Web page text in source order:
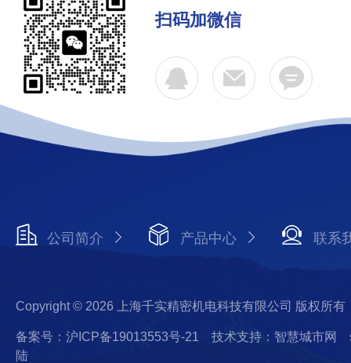
扫码加微信
公司简介 产品中心 联系
Copyright © 2026 上海千实精密机电科技有限公司 版权所有
备案号：沪ICP备19013553号-21 技术支持：智慧城市网
陆